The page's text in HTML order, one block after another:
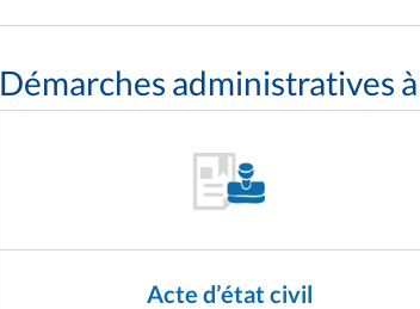
Démarches administratives
Acte d’état civil